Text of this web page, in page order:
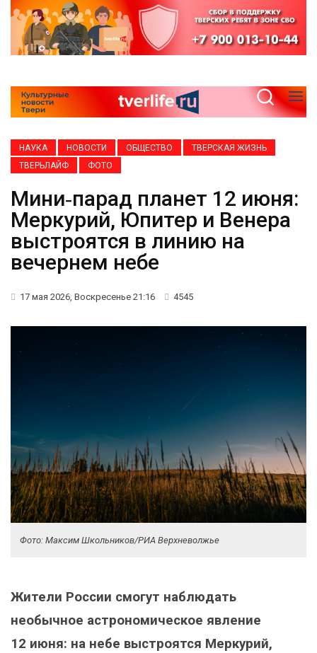
НАУКА НОВОСТИ ОБЩЕСТВО
ТВЕРСКАЯ ЖИЗНЬ
ТВЕРЬЛАЙФ
ФОТО
Мини‑парад планет 12 июня:
Меркурий, Юпитер и Венера
выстроятся в линию на
вечернем небе
17 мая 2026, Воскресенье 21:16 4545
Фото: Максим Школьников/РИА Верхневолжье
Жители России смогут наблюдать
необычное астрономическое явление
12 июня: на небе выстроятся Меркурий,